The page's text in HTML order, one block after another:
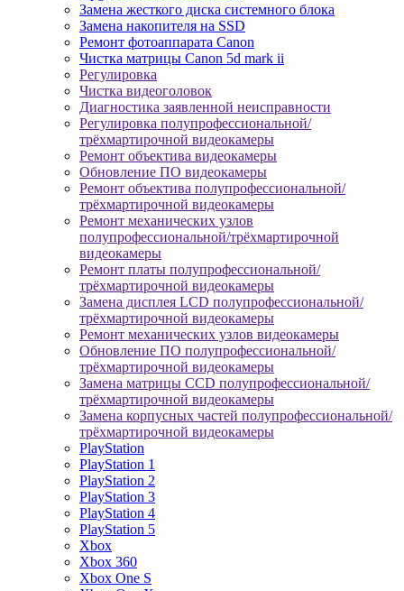
Замена жесткого диска системного блока
Замена накопителя на SSD
Ремонт фотоаппарата Canon
Чистка матрицы Canon 5d mark ii
Регулировка
Чистка видеоголовок
Диагностика заявленной неисправности
Регулировка полупрофессиональной/
трёхмартирочной видеокамеры
Ремонт объектива видеокамеры
Обновление ПО видеокамеры
Ремонт объектива полупрофессиональной/
трёхмартирочной видеокамеры
Ремонт механических узлов
полупрофессиональной/трёхмартирочной
видеокамеры
Ремонт платы полупрофессиональной/
трёхмартирочной видеокамеры
Замена дисплея LCD полупрофессиональной/
трёхмартирочной видеокамеры
Ремонт механических узлов видеокамеры
Обновление ПО полупрофессиональной/
трёхмартирочной видеокамеры
Замена матрицы CCD полупрофессиональной/
трёхмартирочной видеокамеры
Замена корпусных частей полупрофессиональной/
трёхмартирочной видеокамеры
PlayStation
PlayStation 1
PlayStation 2
PlayStation 3
PlayStation 4
PlayStation 5
Xbox
Xbox 360
Xbox One S